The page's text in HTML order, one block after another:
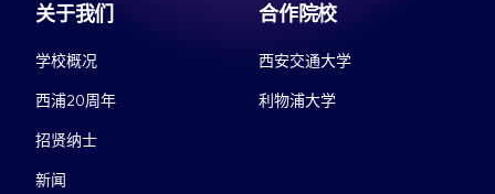
关于我们
学校概况
西浦20周年
招贤纳士
新闻
合作院校
西安交通大学
利物浦大学